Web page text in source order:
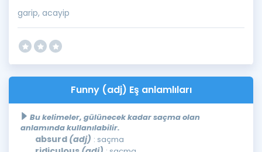
garip, acayip
Funny (adj) Eş anlamlıları
Bu kelimeler, gülünecek kadar saçma olan
anlamında kullanılabilir.
absurd (adj) : saçma